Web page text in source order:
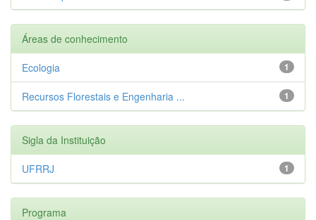
Áreas de conhecimento
1
Ecologia
1
Recursos Florestais e Engenharia ...
Sigla da Instituição
1
UFRRJ
Programa